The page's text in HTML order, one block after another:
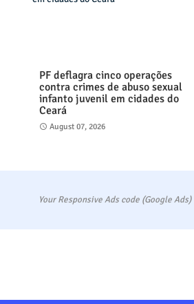
PF deflagra cinco operações
contra crimes de abuso sexual
infanto juvenil em cidades do
Ceará
August 07, 2026
Your Responsive Ads code (Google Ads)